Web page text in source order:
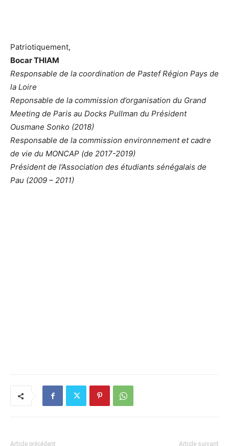
Patriotiquement,
Bocar THIAM
Responsable de la coordination de Pastef Région Pays de
la Loire
Reponsable de la commission d’organisation du Grand
Meeting de Paris au Docks Pullman du Président
Ousmane Sonko (2018)
Responsable de la commission environnement et cadre
de vie du MONCAP (de 2017-2019)
Président de l’Association des étudiants sénégalais de
Pau (2009 – 2011)
Article précédent Article suivant